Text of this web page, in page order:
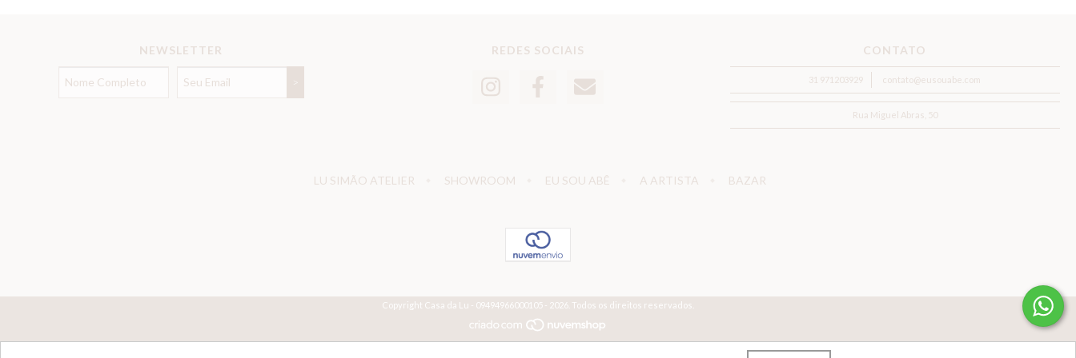
NEWSLETTER REDES SOCIAIS CONTATO
31 971203929 contato@eusouabe.com
Rua Miguel Abras, 50
LU SIMÃO ATELIER SHOWROOM EU SOU ABÊ A ARTISTA BAZAR
Copyright Casa da Lu - 09494966000105 - 2026. Todos os direitos reservados.